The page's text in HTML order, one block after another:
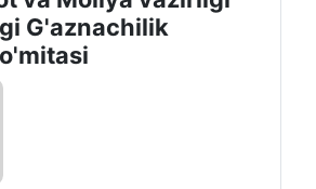
G'aznachilik